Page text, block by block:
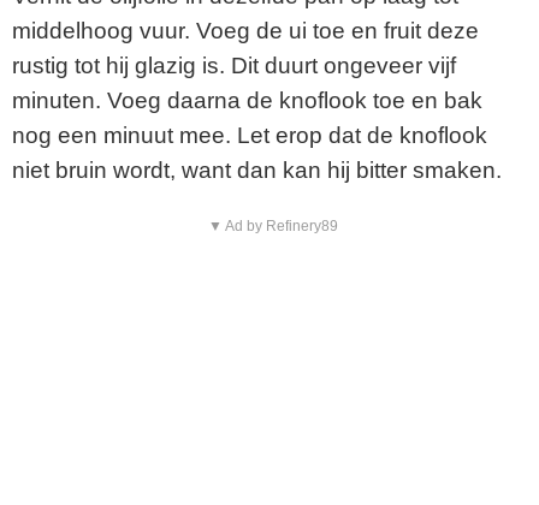
middelhoog vuur. Voeg de ui toe en fruit deze
rustig tot hij glazig is. Dit duurt ongeveer vijf
minuten. Voeg daarna de knoflook toe en bak
nog een minuut mee. Let erop dat de knoflook
niet bruin wordt, want dan kan hij bitter smaken.
▼ Ad by Refinery89